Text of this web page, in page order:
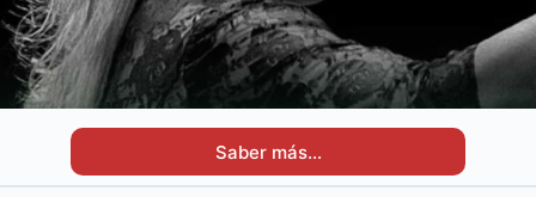
Saber más…